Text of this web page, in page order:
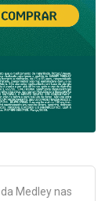
Medleynas